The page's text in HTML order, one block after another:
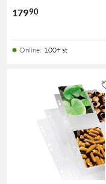
17990
Online: 100+ st